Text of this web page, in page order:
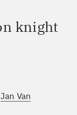
knight
Jan Van